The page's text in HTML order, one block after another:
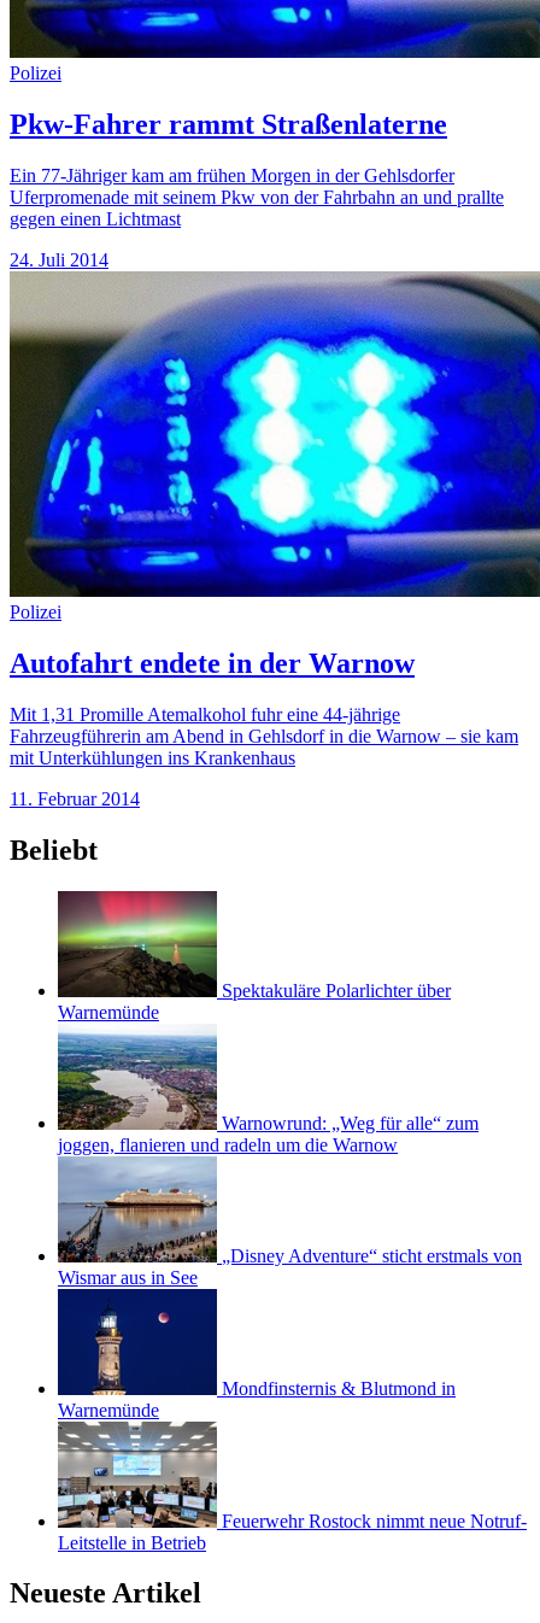
Polizei
Pkw-Fahrer rammt Straßenlaterne
Ein 77-Jähriger kam am frühen Morgen in der Gehlsdorfer
Uferpromenade mit seinem Pkw von der Fahrbahn an und prallte
gegen einen Lichtmast
24. Juli 2014
Polizei
Autofahrt endete in der Warnow
Mit 1,31 Promille Atemalkohol fuhr eine 44-jährige
Fahrzeugführerin am Abend in Gehlsdorf in die Warnow – sie kam
mit Unterkühlungen ins Krankenhaus
11. Februar 2014
Beliebt
Spektakuläre Polarlichter über
Warnemünde
Warnowrund: „Weg für alle“ zum
joggen, flanieren und radeln um die Warnow
„Disney Adventure“ sticht erstmals von
Wismar aus in See
Mondfinsternis & Blutmond in
Warnemünde
Feuerwehr Rostock nimmt neue Notruf-
Leitstelle in Betrieb
Neueste Artikel